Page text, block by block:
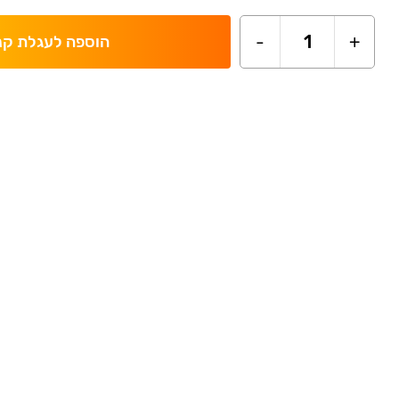
+
1
- הוספה לעגלת